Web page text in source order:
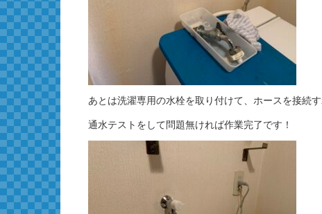
あとは洗濯専用の水栓を取り付けて、ホースを接続
通水テストをして問題無ければ作業完了です！